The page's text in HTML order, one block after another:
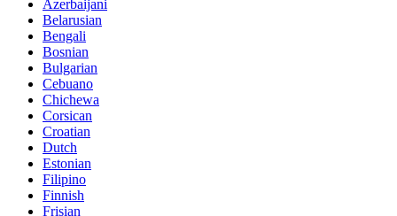
Azerbaijani
Belarusian
Bengali
Bosnian
Bulgarian
Cebuano
Chichewa
Corsican
Croatian
Dutch
Estonian
Filipino
Finnish
Frisian